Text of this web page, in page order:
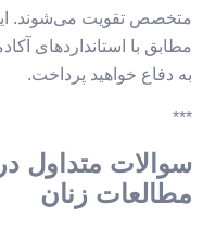
متخصص تقویت می‌شوند. این
مطابق با استانداردهای
به دفاع خواهید پرداخت.
***
سوالات متداول
مطالعات زنان